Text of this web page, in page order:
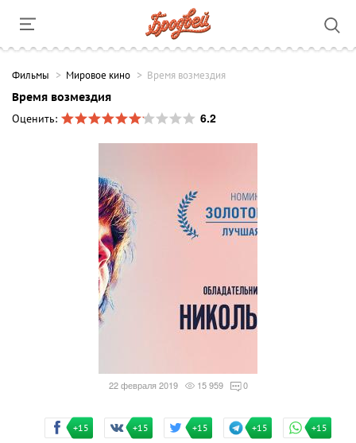
Фильмы Мировое кино Время возмездия
Время возмездия
Оценить:
6.2
22 февраля 2019 15 959 0
+15 +15 +15 +15 +15